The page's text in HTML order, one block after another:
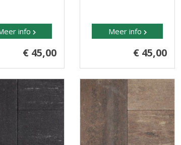
info
€ 45,00
Meer info
€ 45,00